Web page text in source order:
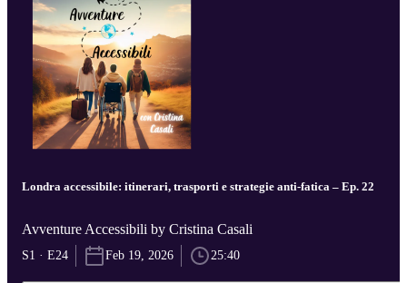
Londra accessibile: itinerari, trasporti e strategie anti-fatica – Ep. 22
Avventure Accessibili by Cristina Casali
S1 · E24 Feb 19, 2026 25:40